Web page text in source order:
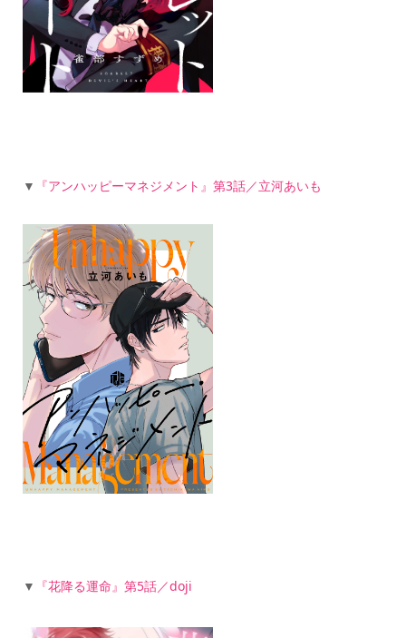
▼ 『アンハッピーマネジメント』第3話／立河あいも
▼ 『花降る運命』第5話／doji